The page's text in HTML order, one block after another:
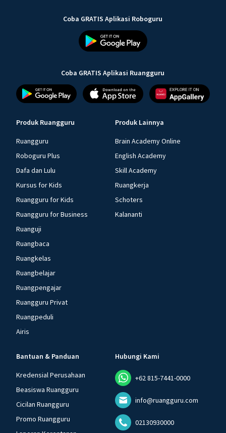
Coba GRATIS Aplikasi Roboguru
Coba GRATIS Aplikasi Ruangguru
Produk Ruangguru
Ruangguru
Roboguru Plus
Dafa dan Lulu
Kursus for Kids
Ruangguru for Kids
Ruangguru for Business
Ruanguji
Ruangbaca
Ruangkelas
Ruangbelajar
Ruangpengajar
Ruangguru Privat
Ruangpeduli
Airis
Produk Lainnya
Brain Academy Online
English Academy
Skill Academy
Ruangkerja
Schoters
Kalananti
Bantuan & Panduan
Kredensial Perusahaan
Beasiswa Ruangguru
Cicilan Ruangguru
Promo Ruangguru
Hubungi Kami
+62 815-7441-0000
info@ruangguru.com
02130930000